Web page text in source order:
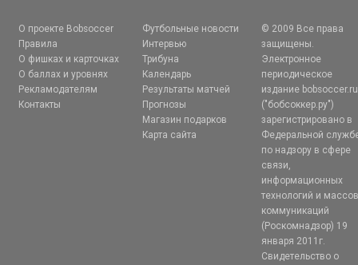
О проекте Bobsoccer
Правила
О фишках и карточках
О баллах и уровнях
Рекламодателям
Контакты
Футбольные новости
Интервью
Трибуна
Календарь
Результаты матчей
Прогнозы
Магазин подарков
Карта сайта
© 2009 Все права
защищены.
Электронное
периодическое
издание bobsoccer.ru
("бобсоккер.ру")
зарегистрировано в
Федеральной
по надзору в сфере
связи,
информационных
технологий и
коммуникаций
(Роскомнадзор) 19
января 2011г.
Свидетельство о